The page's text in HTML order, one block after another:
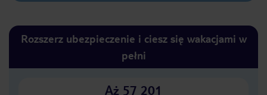
Rozszerz ubezpieczenie i ciesz się wakacjami w
pełni
Aż 57 201